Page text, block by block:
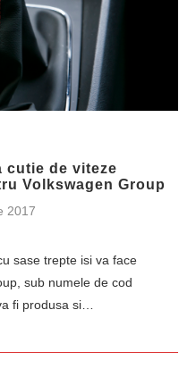
cutie de viteze
Volkswagen Group
2017
sase trepte isi va face
sub numele de cod
fi produsa si…